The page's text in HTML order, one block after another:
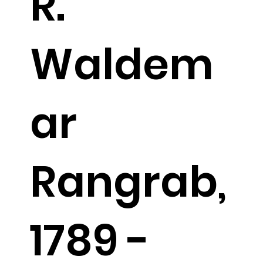
Waldem
ar
Rangrab,
1789 -